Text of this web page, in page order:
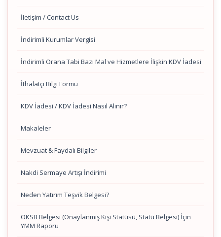
İletişim / Contact Us
İndirimli Kurumlar Vergisi
İndirimli Orana Tabi Bazı Mal ve Hizmetlere İlişkin KDV İadesi
İthalatçı Bilgi Formu
KDV İadesi / KDV İadesi Nasıl Alınır?
Makaleler
Mevzuat & Faydalı Bilgiler
Nakdi Sermaye Artışı İndirimi
Neden Yatırım Teşvik Belgesi?
OKSB Belgesi (Onaylanmış Kişi Statüsü, Statü Belgesi) İçin
YMM Raporu